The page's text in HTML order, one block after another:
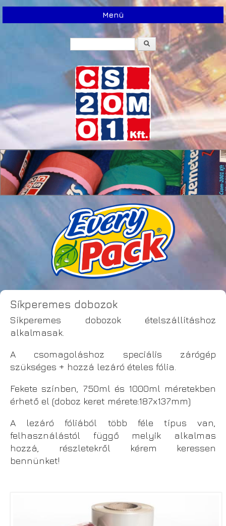
Menü
Keresés űrlap Keresés
Síkperemes dobozok
Síkperemes dobozok ételszállításhoz
alkalmasak.
A csomagoláshoz speciális zárógép
szükséges + hozzá lezáró ételes fólia.
Fekete színben, 750ml és 1000ml méretekben
érhető el (doboz keret mérete:187x137mm)
A lezáró fóliából több féle típus van,
felhasználástól függő melyik alkalmas
hozzá, részletekről kérem keressen
bennünket!